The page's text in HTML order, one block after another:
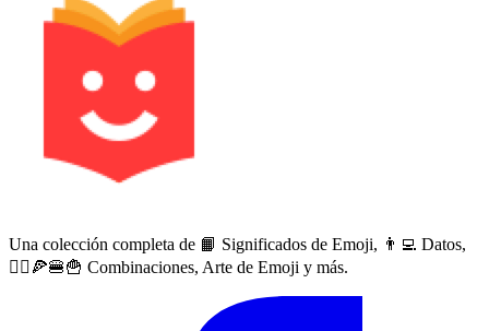
Una colección completa de 📙 Significados de Emoji, 👨‍💻 Datos,
🙅‍♀️🍕🍔🍟 Combinaciones, Arte de Emoji y más.